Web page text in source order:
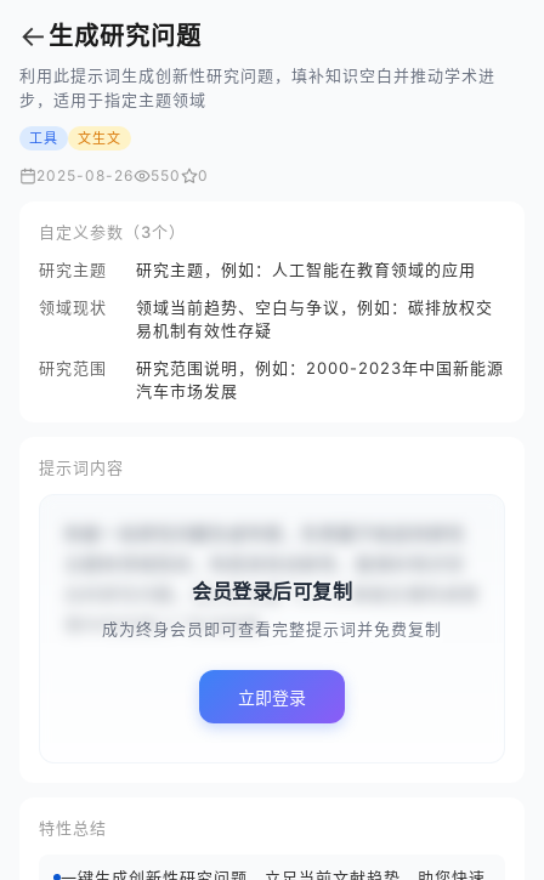
← 生成研究问题
利用此提示词生成创新性研究问题，填补知识空白并推动学术进
步，适用于指定主题领域
工具 文生文
2025-08-26 550 0
自定义参数（3个）
研究主题
研究主题，例如：人工智能在教育领域的应用
领域现状
领域当前趋势、空白与争议，例如：碳排放权交
易机制有效性存疑
研究范围
研究范围说明，例如：2000-2023年中国新能源
汽车市场发展
提示词内容
白的研究问题。请分析主题“{{人工智能在慢性病管
理中的应用}}”及当前趋...
会员登录后可复制
成为终身会员即可查看完整提示词并免费复制
立即登录
特性总结